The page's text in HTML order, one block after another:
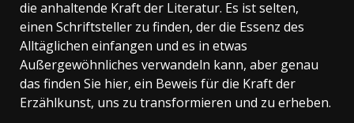
die anhaltende Kraft der Literatur. Es ist selten,
einen Schriftsteller zu finden, der die Essenz des
Alltäglichen einfangen und es in etwas
Außergewöhnliches verwandeln kann, aber genau
das finden Sie hier, ein Beweis für die Kraft der
Erzählkunst, uns zu transformieren und zu erheben.